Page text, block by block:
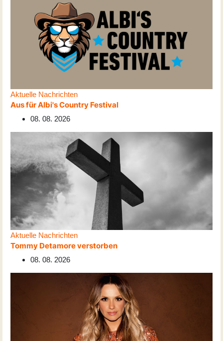
Aktuelle Nachrichten
Aus für Albi's Country Festival
08. 08. 2026
Aktuelle Nachrichten
Tommy Detamore verstorben
08. 08. 2026